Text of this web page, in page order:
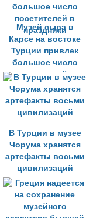
Музей сыра в
Карсе на востоке
Турции привлек
большое число
посетителей в
праздники
В Турции в музее
Чорума хранятся
артефакты восьми
цивилизаций